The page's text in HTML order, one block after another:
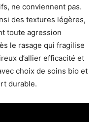
ne conviennent pas.
des textures légères,
toute agression
le rasage qui fragilise
d’allier efficacité et
choix de soins bio et
durable.